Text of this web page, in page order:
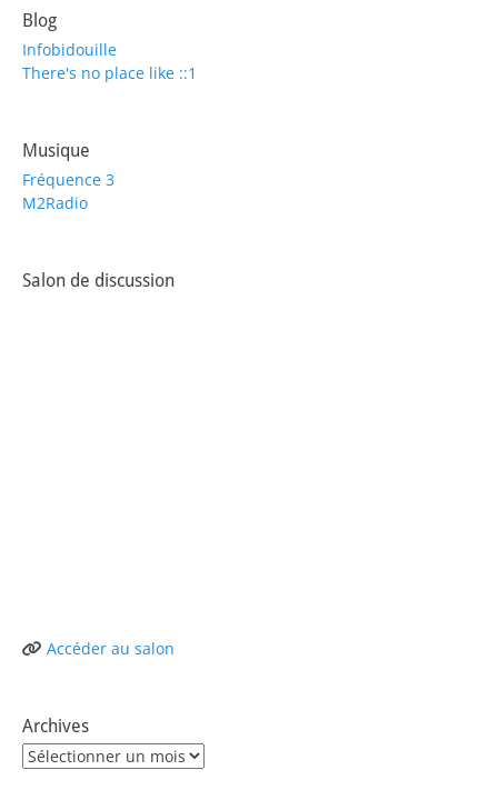
Blog
Infobidouille
There's no place like ::1
Musique
Fréquence 3
M2Radio
Salon de discussion
Accéder au salon
Archives
Archives